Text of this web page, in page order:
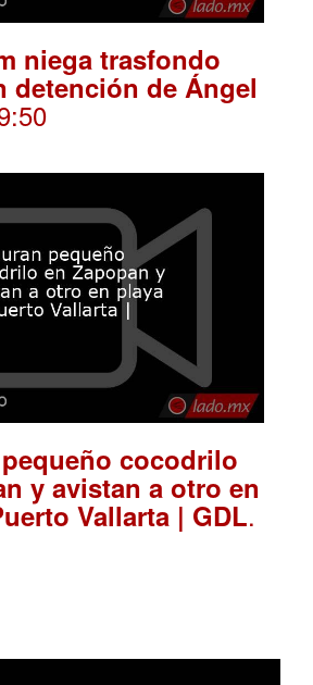
niega trasfondo
detención de Ángel
cocodrilo
y avistan a otro en
Vallarta | GDL.